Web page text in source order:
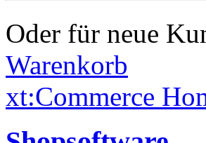
Oder für neue
Warenkorb
xt:Commerce